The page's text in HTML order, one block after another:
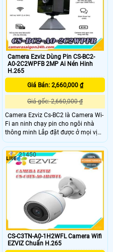
các sự kiện quan trọng
Camera Ezviz Dùng Pin CS-BC2-
A0-2C2WPFB 2MP Ai Nén Hinh
H.265
Giá Bán: 2,660,000 ₫
Giá gốc: 2,660,000 ₫
Camera Ezviz Cs-BC2 là Camera Wi-
Fi an ninh chạy pin cho ngôi nhà
thông minh Lắp đặt được ở mọi vị
trí, phù hợp mọi thiết kế. Trải
nghiệm chiếc camera có hàng loạt
tính năng dễ sử dụng cho an ninh
trong nhà, thân thiện với người
dùng, và thú vị
CS-C3TN-A0-1H2WFL Camera Wifi
EZVIZ Chuẩn H.265
21450